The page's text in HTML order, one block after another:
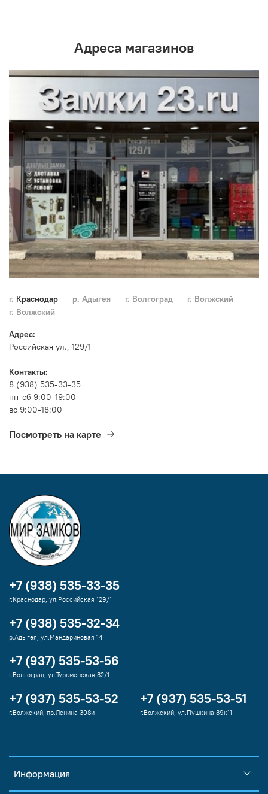
Адреса магазинов
г. Краснодар р. Адыгея г. Волгоград
г. Волжский
г. Волжский
Адрес:
Российская ул., 129/1
Контакты:
8 (938) 535-33-35
пн-сб 9:00-19:00
вс 9:00-18:00
Посмотреть на карте
Информация
+7 (938) 535-33-35
г.Краснодар, ул.Российская 129/1
+7 (938) 535-32-34
р.Адыгея, ул.Мандариновая 14
+7 (937) 535-53-56
г.Волгоград, ул.Туркменская 32/1
+7 (937) 535-53-52
г.Волжский, пр.Ленина 308и
+7 (937) 535-53-51
г.Волжский, ул.Пушкина 39к11